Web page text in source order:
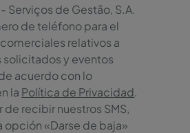
Serviços de Gestão, S.A.
de teléfono para el
relativos a
y eventos
acuerdo con lo
la Política de Privacidad.
de recibir nuestros SMS,
opción «Darse de baja»